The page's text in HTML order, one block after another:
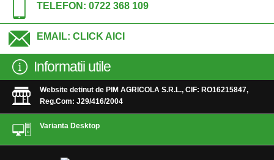
TELEFON: 0722 368 109
EMAIL: CLICK AICI
Informatii utile
Website detinut de PIM AGRICOLA S.R.L., CIF: RO16215847,
Reg.Com: J29/416/2004
Varianta Desktop